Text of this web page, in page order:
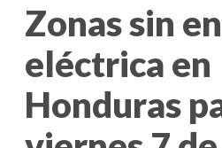
Zonas sin
eléctrica en
Honduras